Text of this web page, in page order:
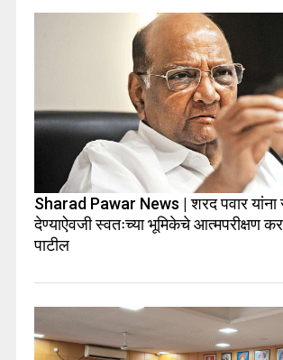
Sharad Pawar News | शरद पवार यांना
देण्याऐवजी स्वतःच्या भूमिकेचे आत्मपरीक्षण
पाटील